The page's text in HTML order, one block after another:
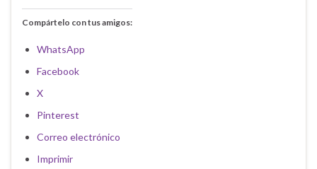
Compártelo con tus amigos:
WhatsApp
Facebook
X
Pinterest
Correo electrónico
Imprimir